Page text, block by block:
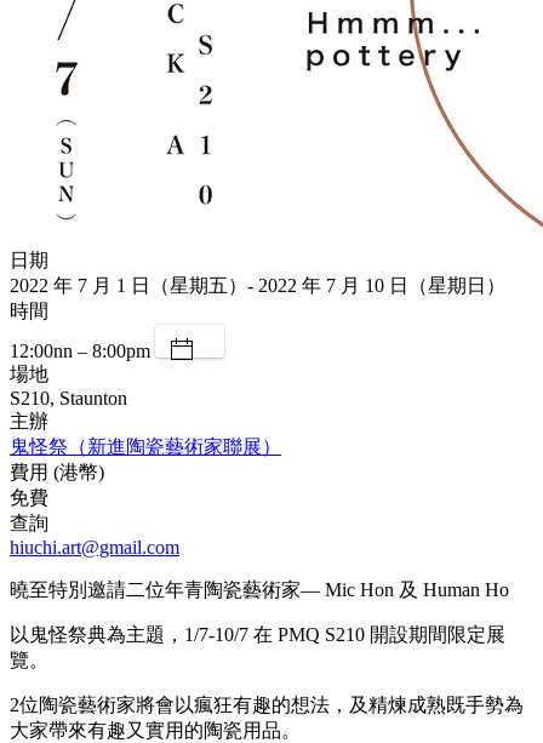
日期
2022 年 7 月 1 日（星期五）- 2022 年 7 月 10 日（星期日）
時間
12:00nn – 8:00pm
場地
S210, Staunton
主辦
鬼怪祭（新進陶瓷藝術家聯展）
費用 (港幣)
免費
查詢
hiuchi.art@gmail.com
曉至特別邀請二位年青陶瓷藝術家— Mic Hon 及 Human Ho
以鬼怪祭典為主題，1/7-10/7 在 PMQ S210 開設期間限定展
覽。
2位陶瓷藝術家將會以瘋狂有趣的想法，及精煉成熟既手勢為
大家帶來有趣又實用的陶瓷用品。